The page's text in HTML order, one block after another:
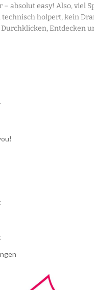
absolut easy! Also, viel
technisch holpert, kein
Entdecken